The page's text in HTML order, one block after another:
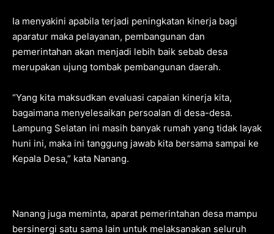
Ia menyakini apabila terjadi peningkatan kinerja bagi
aparatur maka pelayanan, pembangunan dan
pemerintahan akan menjadi lebih baik sebab desa
merupakan ujung tombak pembangunan daerah.
“Yang kita maksudkan evaluasi capaian kinerja kita,
bagaimana menyelesaikan persoalan di desa-desa.
Lampung Selatan ini masih banyak rumah yang tidak layak
huni ini, maka ini tanggung jawab kita bersama sampai ke
Kepala Desa,” kata Nanang.
Nanang juga meminta, aparat pemerintahan desa mampu
bersinergi satu sama lain untuk melaksanakan seluruh